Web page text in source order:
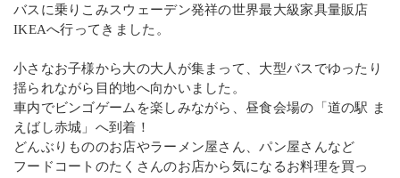
バスに乗りこみスウェーデン発祥の世界最大級家具量販店
IKEAへ行ってきました。
小さなお子様から大の大人が集まって、大型バスでゆったり
揺られながら目的地へ向かいました。
車内でビンゴゲームを楽しみながら、昼食会場の「道の駅 ま
えばし赤城」へ到着！
どんぶりもののお店やラーメン屋さん、パン屋さんなど
フードコートのたくさんのお店から気になるお料理を買っ